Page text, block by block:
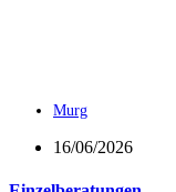
Murg
16/06/2026